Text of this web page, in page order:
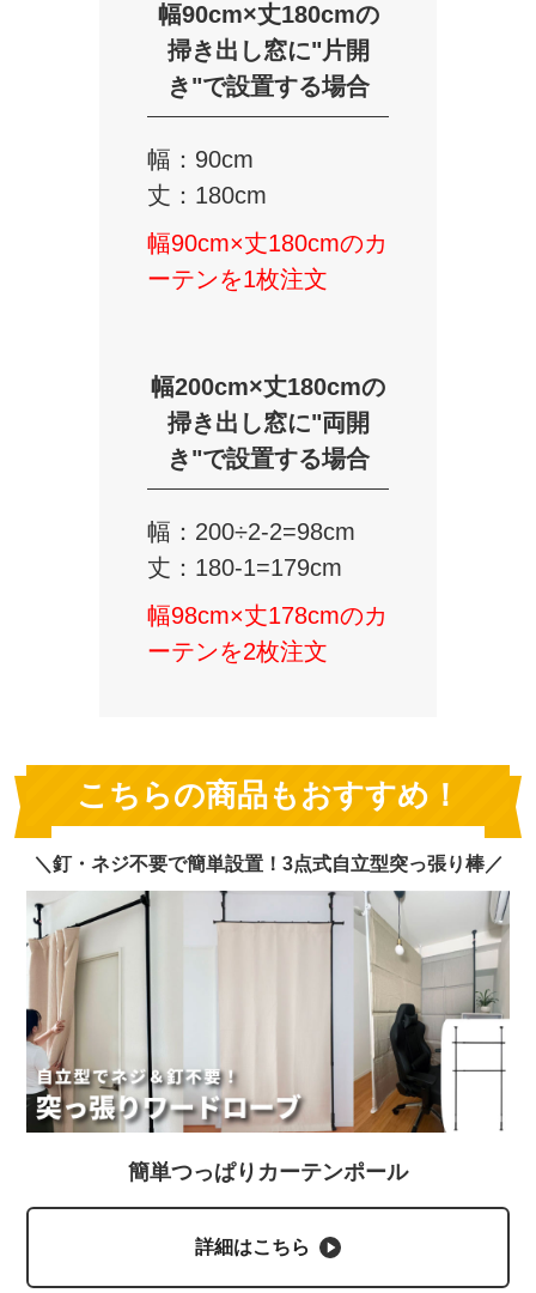
幅90cm×丈180cmの
掃き出し窓に"片開
き"で設置する場合
幅：90cm
丈：180cm
幅90cm×丈180cmのカ
ーテンを1枚注文
幅200cm×丈180cmの
掃き出し窓に"両開
き"で設置する場合
幅：200÷2-2=98cm
丈：180-1=179cm
幅98cm×丈178cmのカ
ーテンを2枚注文
こちらの商品もおすすめ！
＼釘・ネジ不要で簡単設置！3点式自立型突っ張り棒／
簡単つっぱりカーテンポール
詳細はこちら